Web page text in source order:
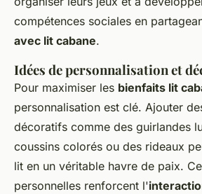
compétences sociales en
avec lit cabane.
Idées de personnalisation et
Pour maximiser les bienfaits lit
personnalisation est clé. Ajouter
décoratifs comme des guirlandes
coussins colorés ou des rideaux
lit en un véritable havre de paix.
personnelles renforcent l'